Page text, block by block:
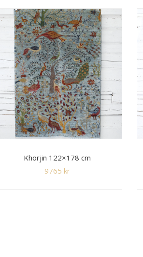
Khorjin 122×178 cm
9765 kr